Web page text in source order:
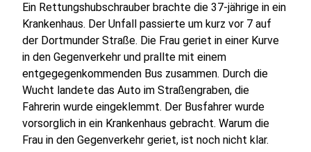
Ein Rettungshubschrauber brachte die 37-jährige in ein
Krankenhaus. Der Unfall passierte um kurz vor 7 auf
der Dortmunder Straße. Die Frau geriet in einer Kurve
in den Gegenverkehr und prallte mit einem
entgegegenkommenden Bus zusammen. Durch die
Wucht landete das Auto im Straßengraben, die
Fahrerin wurde eingeklemmt. Der Busfahrer wurde
vorsorglich in ein Krankenhaus gebracht. Warum die
Frau in den Gegenverkehr geriet, ist noch nicht klar.